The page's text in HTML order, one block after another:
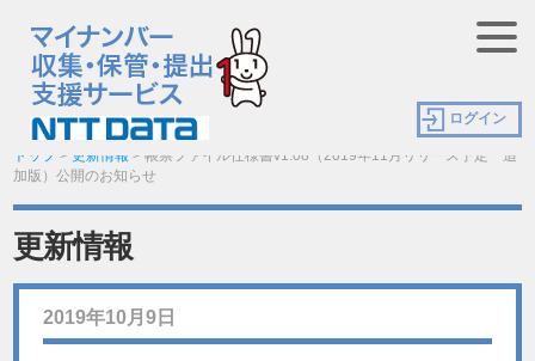
ログイン
トップ > 更新情報 >帳票ファイル仕様書v1.08（2019年11月リリース予定 追
加版）公開のお知らせ
更新情報
2019年10月9日